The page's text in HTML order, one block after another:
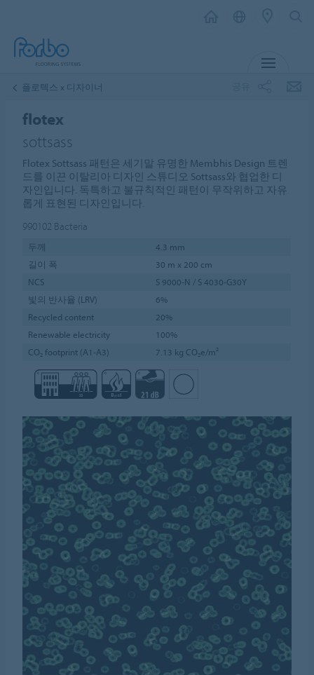
플로텍스 x 디자이너
flotex
sottsass
Flotex Sottsass 패턴은 세기말 유명한 Membhis Design 트렌
드를 이끈 이탈리아 디자인 스튜디오 Sottsass와 협업한 디
자인입니다. 독특하고 불규칙적인 패턴이 무작위하고 자유
롭게 표현된 디자인입니다.
990102 Bacteria
두께
4.3 mm
길이 폭
30 m x 200 cm
NCS
S 9000-N / S 4030-G30Y
빛의 반사율 (LRV)
6%
Recycled content
20%
Renewable electricity
100%
CO₂ footprint (A1-A3)
7.13 kg CO₂e/m²